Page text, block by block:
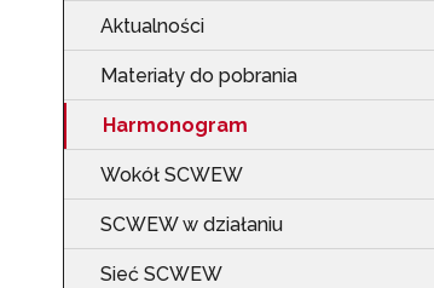
Aktualności
Materiały do pobrania
Harmonogram
Wokół SCWEW
SCWEW w działaniu
Sieć SCWEW